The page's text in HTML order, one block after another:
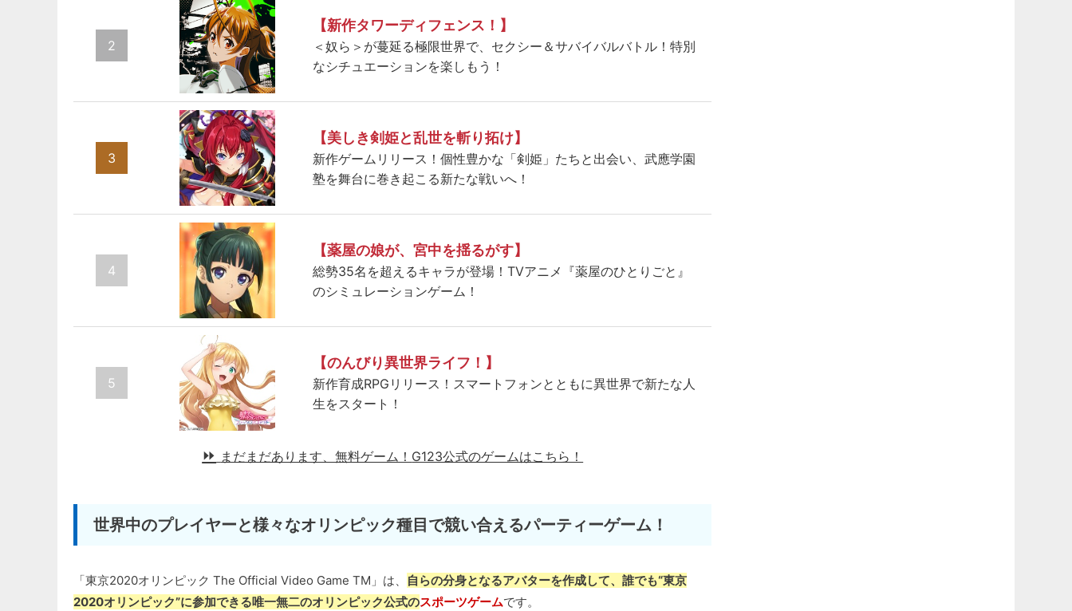
2
【新作タワーディフェンス！】
＜奴ら＞が蔓延る極限世界で、セクシー＆サバイバルバトル！特別
なシチュエーションを楽しもう！
3
【美しき剣姫と乱世を斬り拓け】
新作ゲームリリース！個性豊かな「剣姫」たちと出会い、武應学園
塾を舞台に巻き起こる新たな戦いへ！
4
【薬屋の娘が、宮中を揺るがす】
総勢35名を超えるキャラが登場！TVアニメ『薬屋のひとりごと』
のシミュレーションゲーム！
5
【のんびり異世界ライフ！】
新作育成RPGリリース！スマートフォンとともに異世界で新たな人
生をスタート！
まだまだあります、無料ゲーム！ G123公式のゲームはこちら！
世界中のプレイヤーと様々なオリンピック種目で競い合えるパーティーゲーム！
「東京2020オリンピック The Official Video Game TM」は、
自らの分身となるアバターを作成して、誰でも“東京
2020オリンピック”に参加できる唯一無二のオリンピック公式のスポーツゲームです。